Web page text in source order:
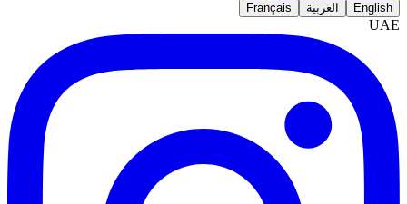
English العربية Français
UAE